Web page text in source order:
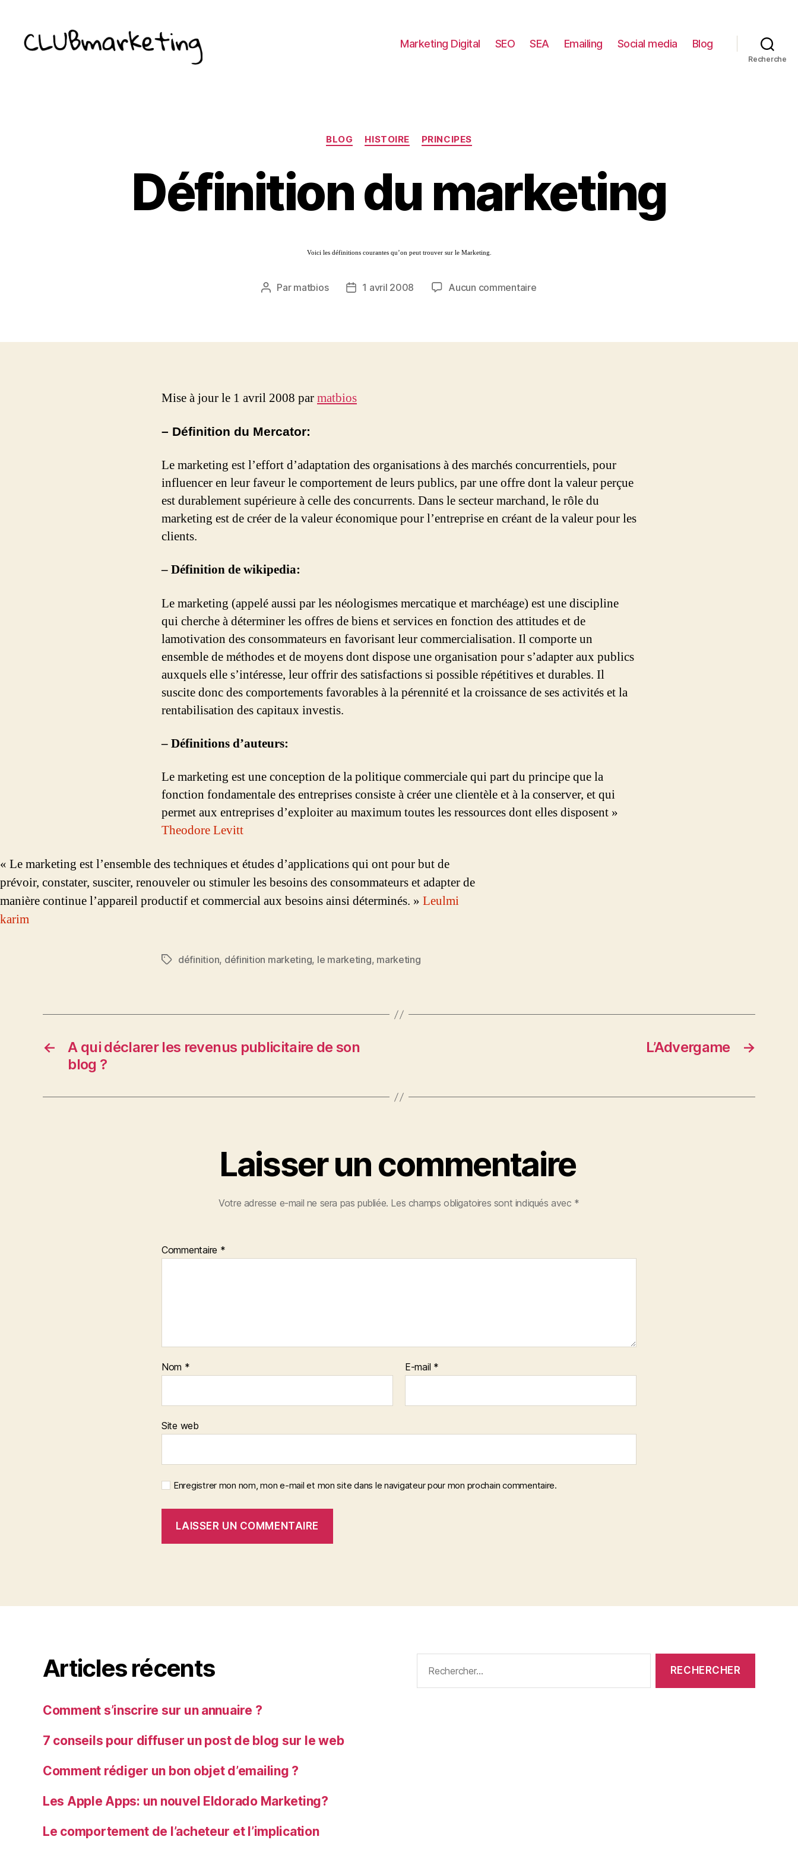
Marketing Digital SEO SEA Emailing Social media Blog
Recherche
Catégories
BLOG HISTOIRE PRINCIPES
Définition du marketing
Voici les définitions courantes qu’on peut trouver sur le Marketing.
Auteur
Par matbios
Date1 avril 2008 Aucun commentairesur
Mise à jour le 1 avril 2008 parmatbios
– Définition du Mercator:
Le marketing est l’effort d’adaptation des organisations à des marchés concurrentiels, pour
influencer en leur faveur le comportement de leurs publics, par une offre dont la valeur perçue
est durablement supérieure à celle des concurrents. Dans le secteur marchand, le rôle du
marketing est de créer de la valeur économique pour l’entreprise en créant de la valeur pour les
clients.
– Définition de wikipedia:
Le marketing (appelé aussi par les néologismes mercatique et marchéage) est une discipline
qui cherche à déterminer les offres de biens et services en fonction des attitudes et de
lamotivation des consommateurs en favorisant leur commercialisation. Il comporte un
ensemble de méthodes et de moyens dont dispose une organisation pour s’adapter aux publics
auxquels elle s’intéresse, leur offrir des satisfactions si possible répétitives et durables. Il
suscite donc des comportements favorables à la pérennité et la croissance de ses activités et la
rentabilisation des capitaux investis.
– Définitions d’auteurs:
Le marketing est une conception de la politique commerciale qui part du principe que la
fonction fondamentale des entreprises consiste à créer une clientèle et à la conserver, et qui
permet aux entreprises d’exploiter au maximum toutes les ressources dont elles disposent »
Theodore Levitt
« Le marketing est l’ensemble des techniques et études d’applications qui ont pour but de
prévoir, constater, susciter, renouveler ou stimuler les besoins des consommateurs et adapter de
manière continue l’appareil productif et commercial aux besoins ainsi déterminés. » Leulmi
karim
Étiquettes
définition, définition marketing, le marketing, marketing
←
A qui déclarer les revenus publicitaire de son
blog ?
→
L’Advergame
Laisser un commentaire
Votre adresse e-mail ne sera pas publiée. Les champs obligatoires sont indiqués avec *
Commentaire *
Nom * E-mail *
Site web
Enregistrer mon nom, mon e-mail et mon site dans le navigateur pour mon prochain commentaire.
Articles récents
Comment s’inscrire sur un annuaire ?
7 conseils pour diffuser un post de blog sur le web
Comment rédiger un bon objet d’emailing ?
Les Apple Apps: un nouvel Eldorado Marketing?
Le comportement de l’acheteur et l’implication